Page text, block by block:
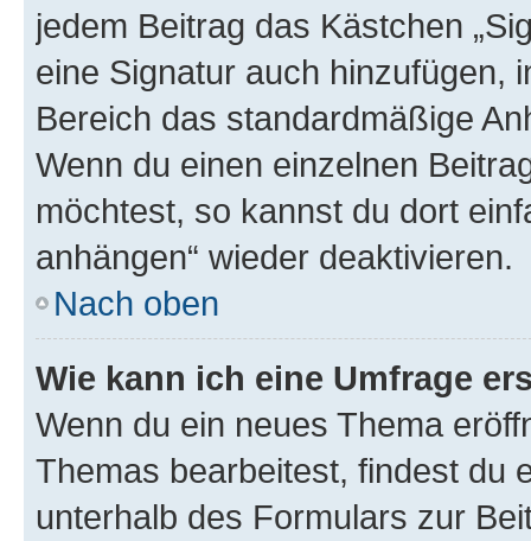
jedem Beitrag das Kästchen
eine Signatur auch hinzufügen,
Bereich das standardmäßige
Wenn du einen einzelnen
möchtest, so kannst du dort
anhängen“ wieder deaktivieren.
Nach oben
Wie kann ich eine Umfrage
Wenn du ein neues Thema
Themas bearbeitest, findest du
unterhalb des Formulars zur